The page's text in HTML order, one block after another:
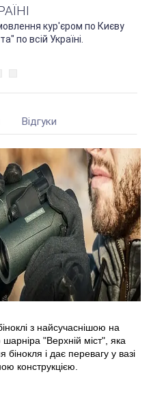
кур'єром по Києву
по всій Україні.
Відгуки
з найсучаснішою на
шарніра "Верхній міст", яка
і дає перевагу у вазі
конструкцією.